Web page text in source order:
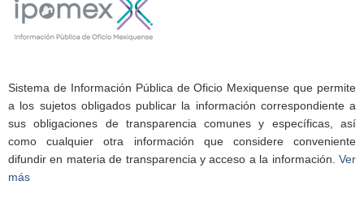
Sistema de Información Pública de Oficio Mexiquense que permite
a los sujetos obligados publicar la información correspondiente a
sus obligaciones de transparencia comunes y específicas, así
como cualquier otra información que considere conveniente
difundir en materia de transparencia y acceso a la información. Ver
más